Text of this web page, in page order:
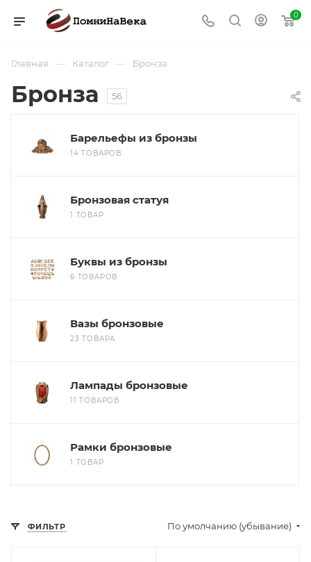
0
Главная — Каталог — Бронза
Бронза 56
Барельефы из бронзы
14 ТОВАРОВ
Бронзовая статуя
1 ТОВАР
Буквы из бронзы
6 ТОВАРОВ
Вазы бронзовые
23 ТОВАРА
Лампады бронзовые
11 ТОВАРОВ
Рамки бронзовые
1 ТОВАР
ФИЛЬТР По умолчанию (убывание)